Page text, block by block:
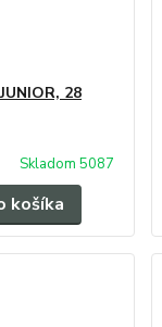
28
Skladom 5087
košíka